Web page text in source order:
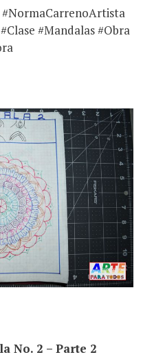
#Mandalas #Obra
No. 2 – Parte 2